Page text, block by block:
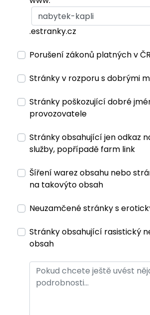
.estranky.cz
Porušení zákonů platných v ČR
Stránky v rozporu s dobrými
Stránky poškozující dobré
provozovatele
Stránky obsahující jen odkaz
služby, popřípadě farm link
Šíření warez obsahu nebo
na takovýto obsah
Neuzamčené stránky s
Stránky obsahující rasistický
obsah